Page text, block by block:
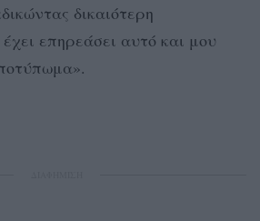
δικαιότερη
επηρεάσει αυτό και μου